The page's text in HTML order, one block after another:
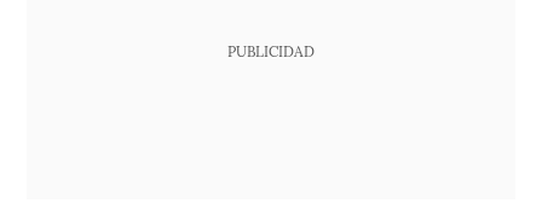
PUBLICIDAD